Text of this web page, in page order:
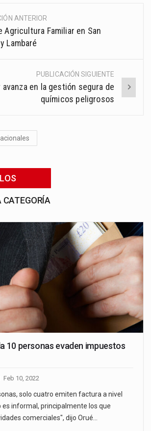
ANTERIOR
Agricultura Familiar en San
Lambaré
PUBLICACIÓN SIGUIENTE
avanza en la gestión segura de
químicos peligrosos
CATEGORÍA
10 personas evaden impuestos
Feb 10, 2022
solo cuatro emiten factura a nivel
es informal, principalmente los que
comerciales", dijo Orué…